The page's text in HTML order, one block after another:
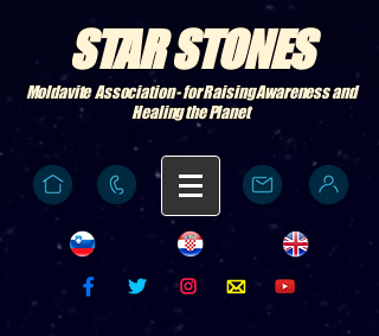
STAR STONES
Moldavite Association - for Raising Awareness and
Healing the Planet